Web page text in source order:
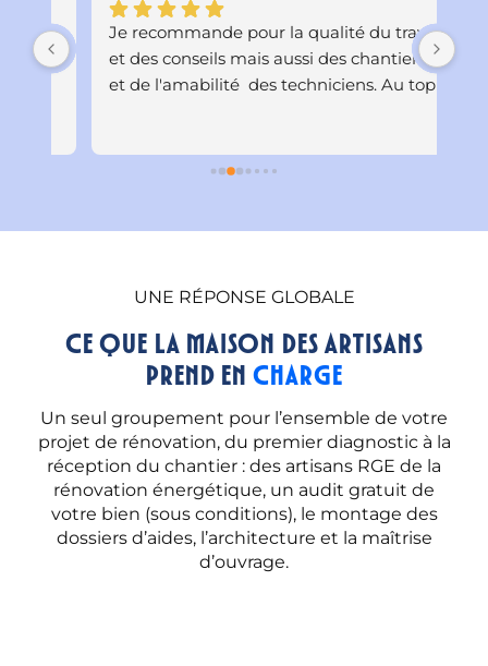
Je recommande pour la qualité du travail
et des conseils mais aussi des chantiers
et de l'amabilité  des techniciens. Au top !
UNE RÉPONSE GLOBALE
Ce que la Maison des Artisans
prend en charge
Un seul groupement pour l’ensemble de votre
projet de rénovation, du premier diagnostic à la
réception du chantier : des artisans RGE de la
rénovation énergétique, un audit gratuit de
votre bien (sous conditions), le montage des
dossiers d’aides, l’architecture et la maîtrise
d’ouvrage.